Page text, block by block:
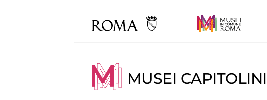
MUSEI CAPITOLINI